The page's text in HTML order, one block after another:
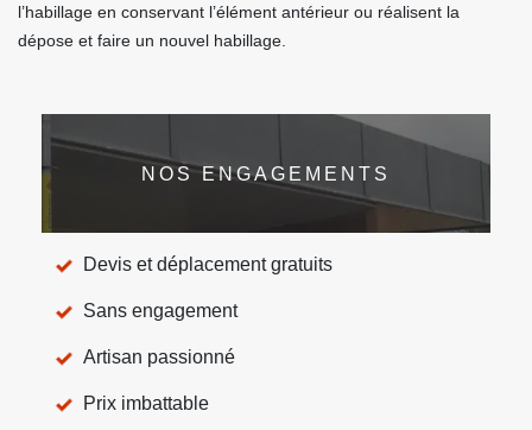
l’habillage en conservant l’élément antérieur ou réalisent la
dépose et faire un nouvel habillage.
NOS ENGAGEMENTS
Devis et déplacement gratuits
Sans engagement
Artisan passionné
Prix imbattable